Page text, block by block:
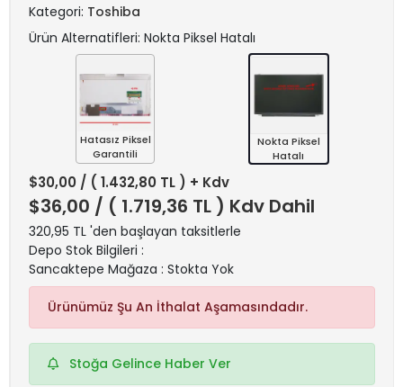
Kategori: Toshiba
Ürün Alternatifleri: Nokta Piksel Hatalı
Hatasız Piksel
Garantili
Nokta Piksel
Hatalı
$30,00 / ( 1.432,80 TL ) + Kdv
$36,00 / ( 1.719,36 TL ) Kdv Dahil
320,95 TL 'den başlayan taksitlerle
Depo Stok Bilgileri :
Sancaktepe Mağaza : Stokta Yok
Ürünümüz Şu An İthalat Aşamasındadır.
Stoğa Gelince Haber Ver